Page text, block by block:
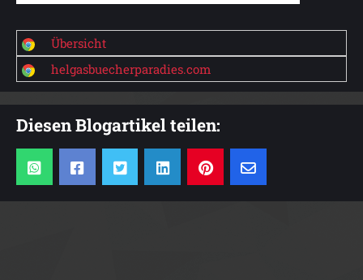
Übersicht
helgasbuecherparadies.com
Diesen Blogartikel teilen: